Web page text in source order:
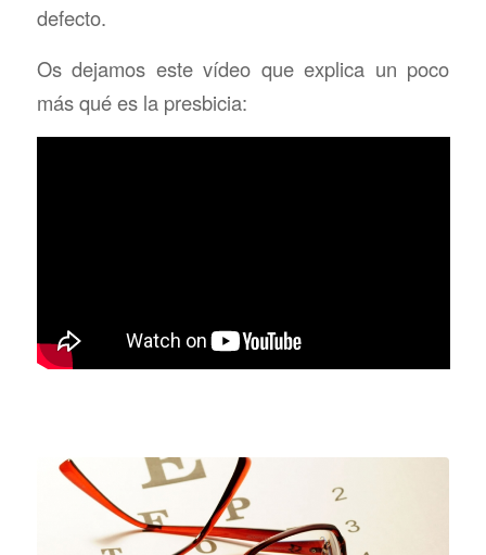
defecto.
Os dejamos este vídeo que explica un poco
más qué es la presbicia: